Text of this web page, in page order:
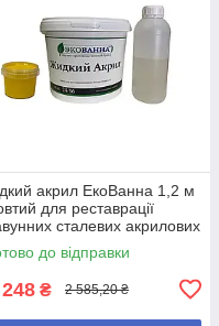
акрил ЕкоВанна 1,2 м
для реставрації
сталевих акрилових
до відправки
₴ 2 585,20 ₴